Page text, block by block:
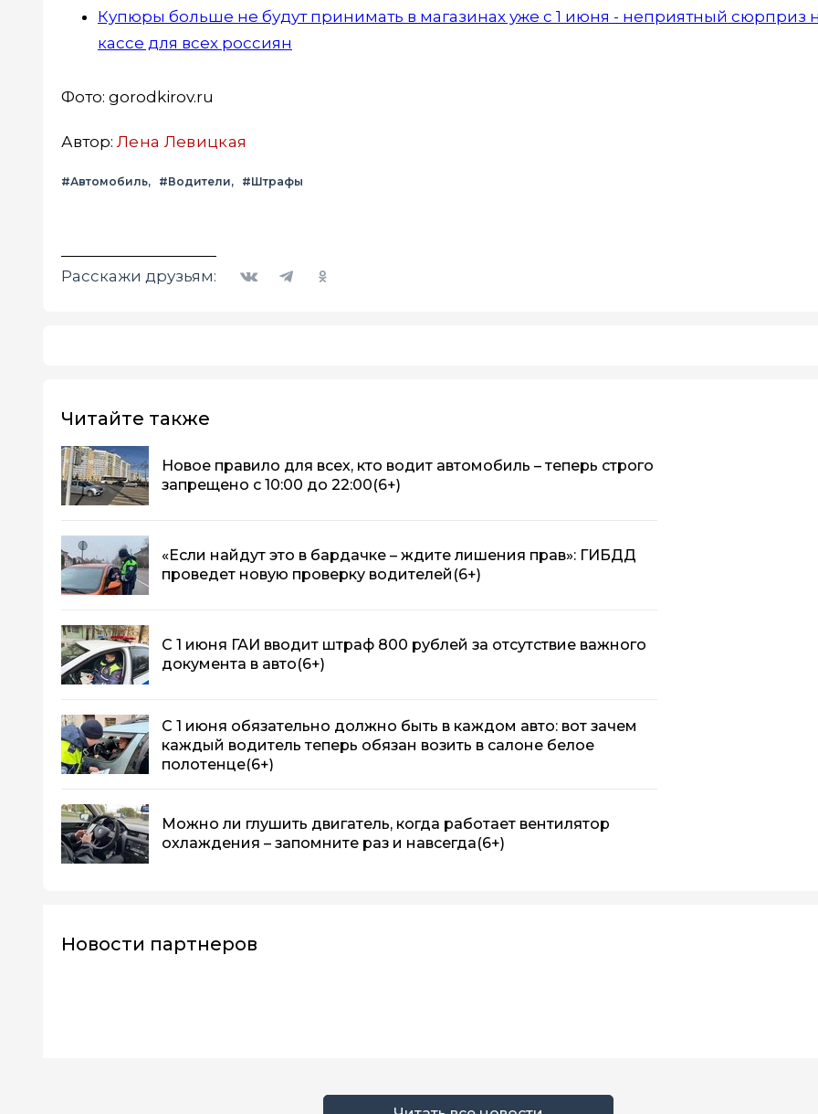
Купюры больше не будут принимать в магазинах уже с 1 июня - неприятный сюрприз
кассе для всех россиян
Фото: gorodkirov.ru
Автор: Лена Левицкая
#Автомобиль #Водители #Штрафы
Расскажи друзьям:
Читайте также
Новое правило для всех, кто водит автомобиль – теперь строго
запрещено с 10:00 до 22:00(6+)
«Если найдут это в бардачке – ждите лишения прав»: ГИБДД
проведет новую проверку водителей (6+)
С 1 июня ГАИ вводит штраф 800 рублей за отсутствие важного
документа в авто(6+)
С 1 июня обязательно должно быть в каждом авто: вот зачем
каждый водитель теперь обязан возить в салоне белое
полотенце(6+)
Можно ли глушить двигатель, когда работает вентилятор
охлаждения – запомните раз и навсегда(6+)
Новости партнеров